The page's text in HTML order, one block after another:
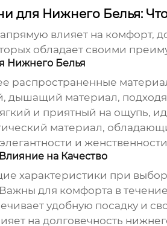
для Нижнего Белья:
влияет на комфорт,
обладает своими
Нижнего Белья
распространенные
дышащий материал,
и приятный на ощупь,
материал,
и
на Качество
характеристики при
для комфорта в
удобную посадку и
на долговечность